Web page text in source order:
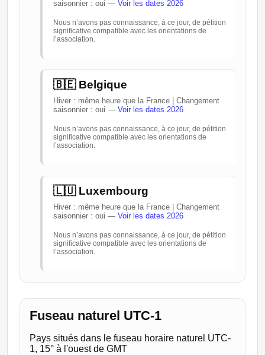
saisonnier : oui — Voir les dates 2026
Nous n’avons pas connaissance, à ce jour, de pétition
significative compatible avec les orientations de
l’association.
🇧🇪 Belgique
Hiver : même heure que la France | Changement
saisonnier : oui — Voir les dates 2026
Nous n’avons pas connaissance, à ce jour, de pétition
significative compatible avec les orientations de
l’association.
🇱🇺 Luxembourg
Hiver : même heure que la France | Changement
saisonnier : oui — Voir les dates 2026
Nous n’avons pas connaissance, à ce jour, de pétition
significative compatible avec les orientations de
l’association.
Fuseau naturel UTC-1
Pays situés dans le fuseau horaire naturel UTC-
1, 15° à l'ouest de GMT